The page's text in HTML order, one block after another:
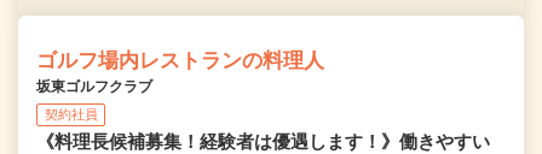
ゴルフ場内レストランの料理人
坂東ゴルフクラブ
契約社員
《料理長候補募集！経験者は優遇します！》働きやすい